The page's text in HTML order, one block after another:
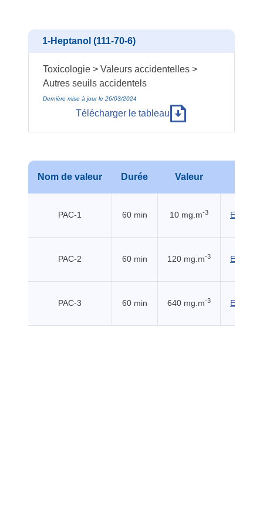
1-Heptanol (111-70-6)
Toxicologie > Valeurs accidentelles >
Autres seuils accidentels
Dernière mise à jour le 26/03/2024
Télécharger le tableau
Nom de valeur Durée Valeur
PAC-1 60 min 10 mg.m-3 EHSS
PAC-2 60 min 120 mg.m-3 EHSS
PAC-3 60 min 640 mg.m-3 EHSS